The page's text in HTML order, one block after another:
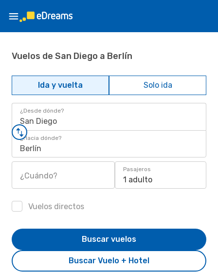
Vuelos de San Diego a Berlín
Ida y vuelta Solo ida
¿Desde dónde?
San Diego
¿Hacia dónde?
Berlín
¿Cuándo?
Pasajeros
1 adulto
Vuelos directos
Buscar Vuelo + Hotel
Buscar vuelos